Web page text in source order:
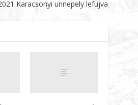
Karacsonyi unnepely lefujva